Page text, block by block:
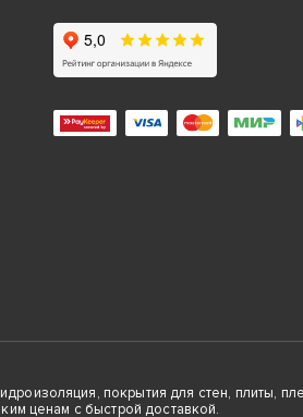
покрытия для стен, плиты,
ценам с быстрой доставкой.